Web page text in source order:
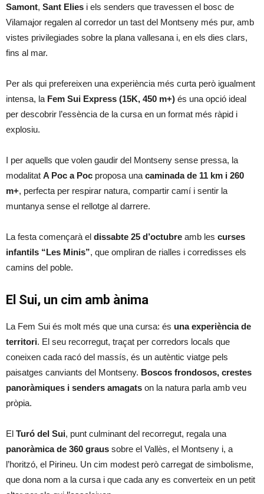
Samont, Sant Elies i els senders que travessen el bosc de
Vilamajor regalen al corredor un tast del Montseny més pur, amb
vistes privilegiades sobre la plana vallesana i, en els dies clars,
fins al mar.
Per als qui prefereixen una experiència més curta però igualment
intensa, la Fem Sui Express (15K, 450 m+) és una opció ideal
per descobrir l’essència de la cursa en un format més ràpid i
explosiu.
I per aquells que volen gaudir del Montseny sense pressa, la
modalitat A Poc a Poc proposa unacaminada de 11 km i 260
m+, perfecta per respirar natura, compartir camí i sentir la
muntanya sense el rellotge al darrere.
La festa començarà el dissabte 25 d’octubre amb les curses
infantils “Les Minis”, que ompliran de rialles i corredisses els
camins del poble.
El Sui, un cim amb ànima
La Fem Sui és molt més que una cursa: és una experiència de
territori. El seu recorregut, traçat per corredors locals que
coneixen cada racó del massís, és un autèntic viatge pels
paisatges canviants del Montseny. Boscos frondosos, crestes
panoràmiques i senders amagats on la natura parla amb veu
pròpia.
El Turó del Sui, punt culminant del recorregut, regala una
panoràmica de 360 graus sobre el Vallès, el Montseny i, a
l’horitzó, el Pirineu. Un cim modest però carregat de simbolisme,
que dona nom a la cursa i que cada any es converteix en un petit